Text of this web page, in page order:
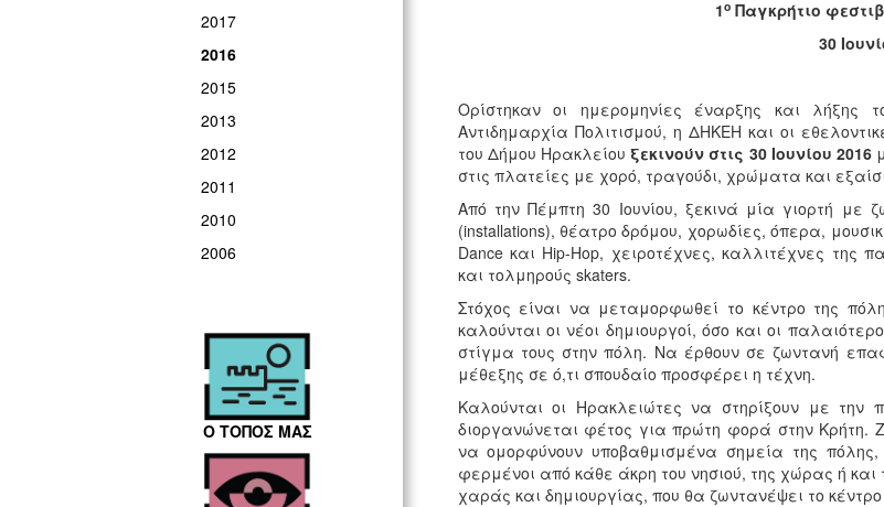
2017
2016
2015
2013
2012
2011
2010
2006
Ο ΤΟΠΟΣ ΜΑΣ
1οΠαγκρήτιο
30
Ορίστηκαν οι ημερομηνίες έναρξης και λήξης
Αντιδημαρχία Πολιτισμού, η ΔΗΚΕΗ και οι
του Δήμου Ηρακλείου ξεκινούν στις 30 Ιουνίου 2016
στις πλατείες με χορό, τραγούδι, χρώματα και
Από την Πέμπτη 30 Ιουνίου, ξεκινά μία γιορτή με
(installations), θέατρο δρόμου, χορωδίες, όπερα,
Dance και Hip-Hop, χειροτέχνες, καλλιτέχνες της
και τολμηρούς skaters.
Στόχος είναι να μεταμορφωθεί το κέντρο της
καλούνται οι νέοι δημιουργοί, όσο και οι
στίγμα τους στην πόλη. Να έρθουν σε ζωντανή
μέθεξης σε ό,τι σπουδαίο προσφέρει η τέχνη.
Καλούνται οι Ηρακλειώτες να στηρίξουν με την
διοργανώνεται φέτος για πρώτη φορά στην Κρήτη.
να ομορφύνουν υποβαθμισμένα σημεία της
φερμένοι από κάθε άκρη του νησιού, της χώρας ή και
χαράς και δημιουργίας, που θα ζωντανέψει το